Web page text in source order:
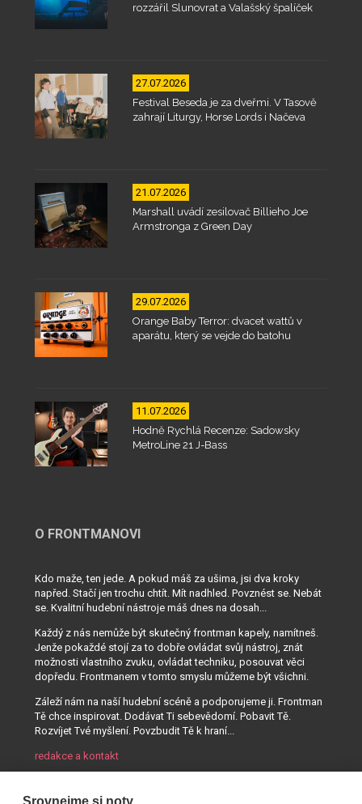
rozzářil Slunovrat a Valašský špalíček
27.07.2026
Festival Beseda je za dveřmi. V Tasově
zahrají Liturgy, Horse Lords i Načeva
21.07.2026
Marshall uvádí zesilovač Billieho Joe
Armstronga z Green Day
29.07.2026
Orange Baby Terror: dvacet wattů v
aparátu, který se vejde do batohu
11.07.2026
Hodně Rychlá Recenze: Sadowsky
MetroLine 21 J-Bass
O FRONTMANOVI
Kdo maže, ten jede. A pokud máš za ušima, jsi dva kroky
napřed. Stačí jen trochu chtít. Mít nadhled. Povznést se. Nebát
se. Kvalitní hudební nástroje máš dnes na dosah...
Každý z nás nemůže být skutečný frontman kapely, namítneš.
Jenže pokaždé stojí za to dobře ovládat svůj nástroj, znát
možnosti vlastního zvuku, ovládat techniku, posouvat věci
dopředu. Frontmanem v tomto smyslu můžeme být všichni.
Záleží nám na naší hudební scéně a podporujeme ji. Frontman
Tě chce inspirovat. Dodávat Ti sebevědomí. Pobavit Tě.
Rozvíjet Tvé myšlení. Povzbudit Tě k hraní...
redakce a kontakt
Srovnejme si noty